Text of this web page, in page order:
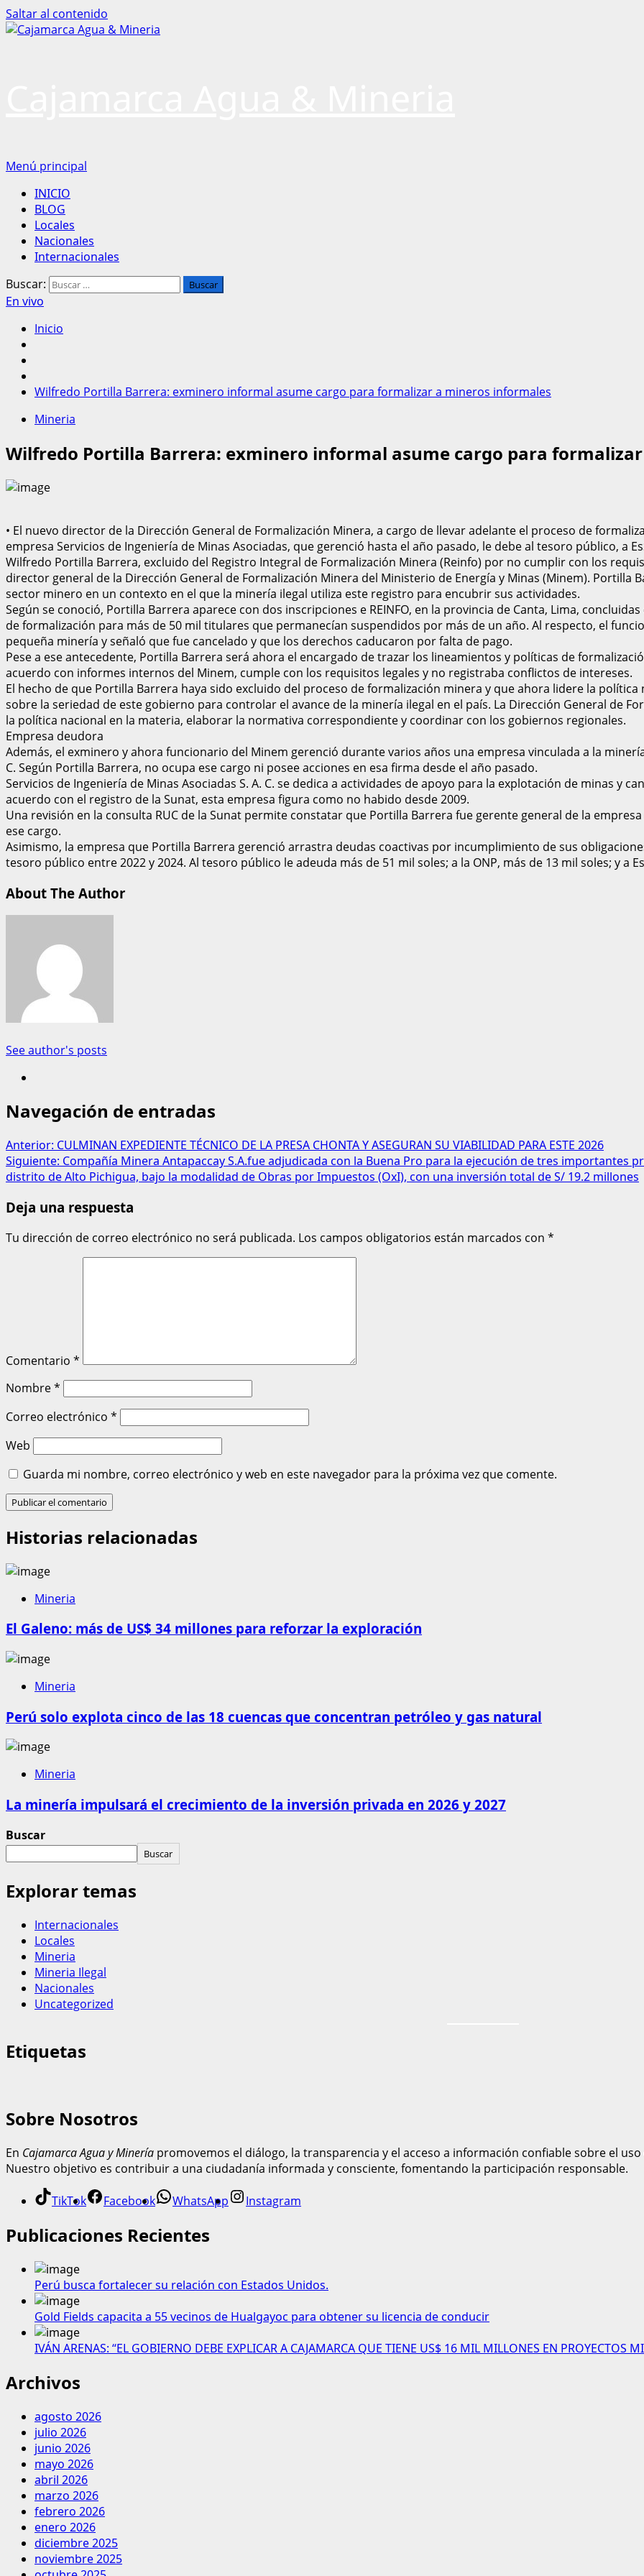
Saltar al contenido
Menú principal
INICIO
BLOG
Locales
Nacionales
Internacionales
Buscar:
En vivo
Inicio
Wilfredo Portilla Barrera: exminero informal asume cargo para formalizar a mineros informales
Mineria
Wilfredo Portilla Barrera: exminero informal asume cargo para
•⁠ ⁠El nuevo director de la Dirección General de Formalización Minera, a cargo de llevar adelante el proceso de
empresa Servicios de Ingeniería de Minas Asociadas, que gerenció hasta el año pasado, le debe al tesoro público, a
Wilfredo Portilla Barrera, excluido del Registro Integral de Formalización Minera (Reinfo) por no cumplir con los
director general de la Dirección General de Formalización Minera del Ministerio de Energía y Minas (Minem). Portilla
sector minero en un contexto en el que la minería ilegal utiliza este registro para encubrir sus actividades.
Según se conoció, Portilla Barrera aparece con dos inscripciones e REINFO, en la provincia de Canta, Lima,
de formalización para más de 50 mil titulares que permanecían suspendidos por más de un año. Al respecto, el
pequeña minería y señaló que fue cancelado y que los derechos caducaron por falta de pago.
Pese a ese antecedente, Portilla Barrera será ahora el encargado de trazar los lineamientos y políticas de
acuerdo con informes internos del Minem, cumple con los requisitos legales y no registraba conflictos de intereses.
El hecho de que Portilla Barrera haya sido excluido del proceso de formalización minera y que ahora lidere la
sobre la seriedad de este gobierno para controlar el avance de la minería ilegal en el país. La Dirección General de
la política nacional en la materia, elaborar la normativa correspondiente y coordinar con los gobiernos regionales.
Empresa deudora
Además, el exminero y ahora funcionario del Minem gerenció durante varios años una empresa vinculada a la
C. Según Portilla Barrera, no ocupa ese cargo ni posee acciones en esa firma desde el año pasado.
Servicios de Ingeniería de Minas Asociadas S. A. C. se dedica a actividades de apoyo para la explotación de minas y
acuerdo con el registro de la Sunat, esta empresa figura como no habido desde 2009.
Una revisión en la consulta RUC de la Sunat permite constatar que Portilla Barrera fue gerente general de la
ese cargo.
Asimismo, la empresa que Portilla Barrera gerenció arrastra deudas coactivas por incumplimiento de sus
tesoro público entre 2022 y 2024. Al tesoro público le adeuda más de 51 mil soles; a la ONP, más de 13 mil soles; y a
About The Author
See author's posts
Navegación de entradas
Anterior: CULMINAN EXPEDIENTE TÉCNICO DE LA PRESA CHONTA Y ASEGURAN SU VIABILIDAD PARA ESTE 2026
Siguiente: Compañía Minera Antapaccay S.A.fue adjudicada con la Buena Pro para la ejecución de tres importantes
distrito de Alto Pichigua, bajo la modalidad de Obras por Impuestos (OxI), con una inversión total de S/ 19.2 millones
Deja una respuesta
Tu dirección de correo electrónico no será publicada. Los campos obligatorios están marcados con *
Comentario *
Nombre*
Correo electrónico *
Web
Guarda mi nombre, correo electrónico y web en este navegador para la próxima vez que comente.
Historias relacionadas
Mineria
El Galeno: más de US$ 34 millones para reforzar la exploración
Mineria
Perú solo explota cinco de las 18 cuencas que concentran petróleo y gas natural
Mineria
La minería impulsará el crecimiento de la inversión privada en 2026 y 2027
Buscar
Buscar
Explorar temas
Internacionales
Locales
Mineria
Mineria Ilegal
Nacionales
Uncategorized
Etiquetas
Sobre Nosotros
En Cajamarca Agua y Minería promovemos el diálogo, la transparencia y el acceso a información confiable sobre el
Nuestro objetivo es contribuir a una ciudadanía informada y consciente, fomentando la participación responsable.
TikTok Facebook WhatsApp Instagram
Publicaciones Recientes
Perú busca fortalecer su relación con Estados Unidos.
Gold Fields capacita a 55 vecinos de Hualgayoc para obtener su licencia de conducir
IVÁN ARENAS: “EL GOBIERNO DEBE EXPLICAR A CAJAMARCA QUE TIENE US$ 16 MIL MILLONES EN PROYECTOS
Archivos
agosto 2026
julio 2026
junio 2026
mayo 2026
abril 2026
marzo 2026
febrero 2026
enero 2026
diciembre 2025
noviembre 2025